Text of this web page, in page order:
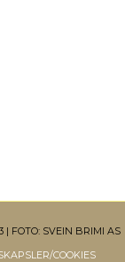
| FOTO: SVEIN BRIMI AS
COOKIES